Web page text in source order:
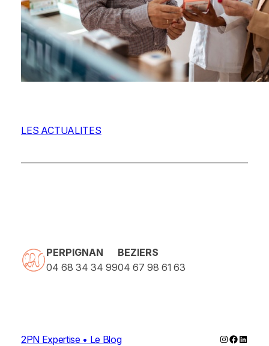
LES ACTUALITES
PERPIGNAN
04 68 34 34 99
BEZIERS
04 67 98 61 63
2PN Expertise • Le Blog Instagram